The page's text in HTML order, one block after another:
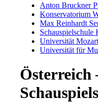
Anton Bruckner
Konservatorium
Max Reinhardt
Schauspielschule
Universität
Universität für
Österreich